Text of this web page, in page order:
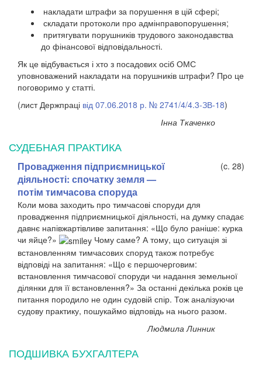
накладати штрафи за порушення в цій сфері;
складати протоколи про адмінправопорушення;
притягувати порушників трудового законодавства
до фінансової відповідальності.
Як це відбувається і хто з посадових осіб ОМС
уповноважений накладати на порушників штрафи? Про це
поговоримо у статті.
(лист Держпраці від 07.06.2018 р. № 2741/4/4.3-ЗВ-18)
Інна Ткаченко
СУДЕБНАЯ ПРАКТИКА
Провадження підприємницької
діяльності: спочатку земля —
потім тимчасова споруда
(c. 28)
Коли мова заходить про тимчасові споруди для
провадження підприємницької діяльності, на думку спадає
давнє напівжартівливе запитання: «Що було раніше: курка
чи яйце?»
​ Чому саме? А тому, що ситуація зі
встановленням тимчасових споруд також потребує
відповіді на запитання: «Що є першочерговим:
встановлення тимчасової споруди чи надання земельної
ділянки для її встановлення?» За останні декілька років це
питання породило не один судовій спір. Тож аналізуючи
судову практику, пошукаймо відповідь на нього разом.
Людмила Линник
ПОДШИВКА БУХГАЛТЕРА